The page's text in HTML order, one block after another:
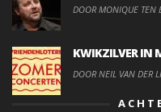
DOOR MONIQUE TEN
KWIKZILVER IN
DOOR NEIL VAN DER